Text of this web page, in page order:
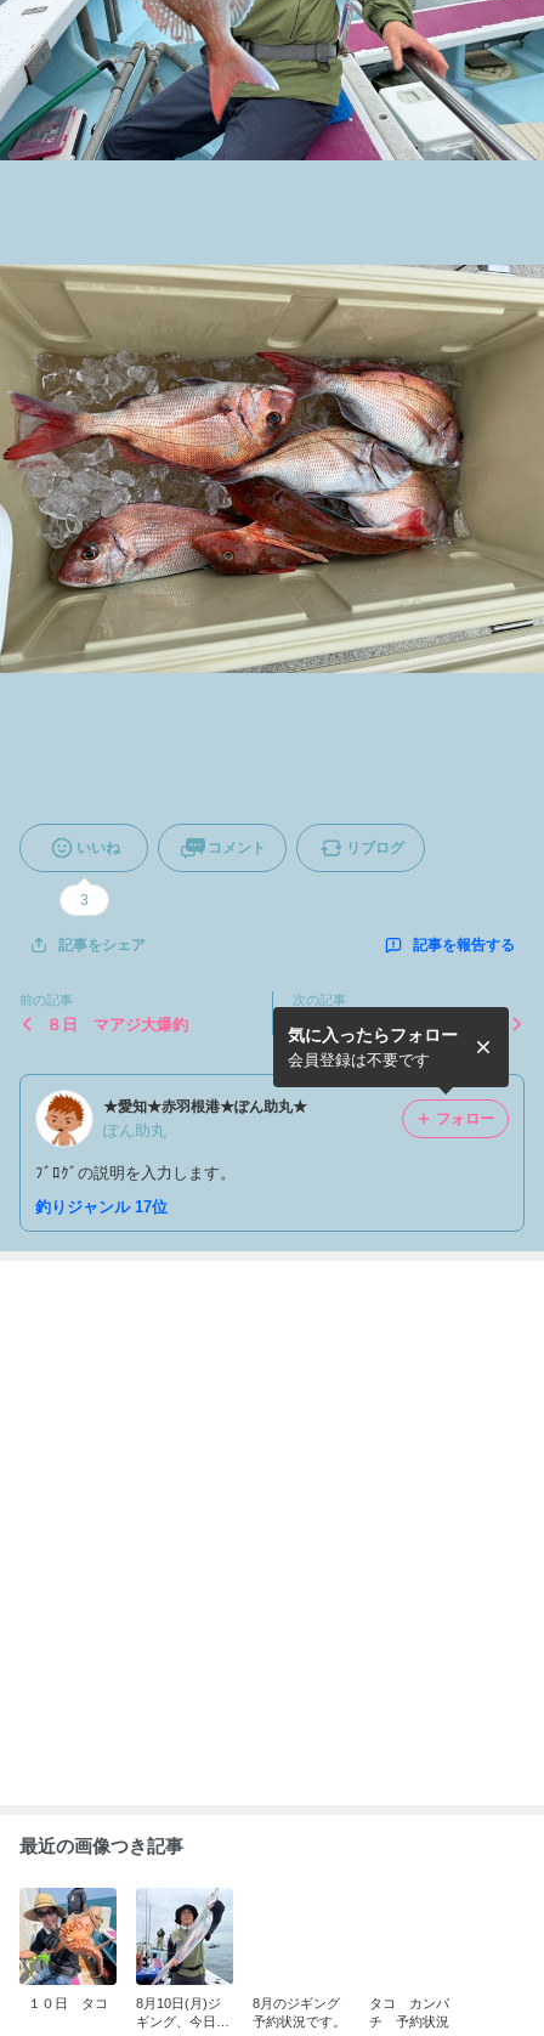
いいね
3
コメント リブログ
記事をシェア 記事を報告する
前の記事
８日 マアジ大爆釣
次の記事
5月7日(木)ジギング、なんと
か！
★愛知★赤羽根港★ぽん助丸★
ぽん助丸
ﾌﾞﾛｸﾞの説明を入力します。
気に入ったらフォロー
会員登録は不要です
フォロー
釣りジャンル 17位
最近の画像つき記事
１０日 タコ
8月10日(月)ジ
ギング、今日も
8月のジギング
予約状況です。
タコ カンパ
チ 予約状況